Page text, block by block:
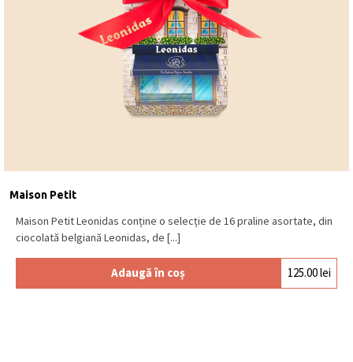
Maison Petit
Maison Petit Leonidas conține o selecție de 16 praline asortate, din
ciocolată belgiană Leonidas, de [...]
Adaugă în coș 125.00lei